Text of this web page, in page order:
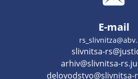
E-mail
slivnitsa-
arhiv@slivnitsa-
delovodstvo@slivnitsa-